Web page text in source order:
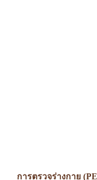
การตรวจร่างกาย